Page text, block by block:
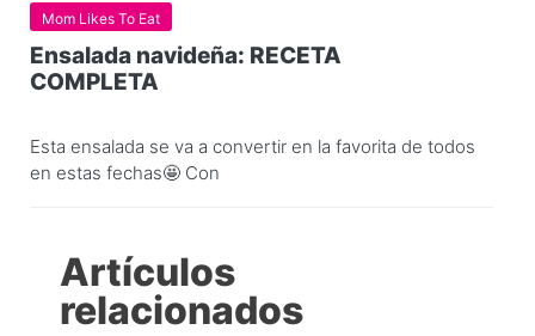
Mom Likes To Eat
Ensalada navideña: RECETA
COMPLETA
Esta ensalada se va a convertir en la favorita de todos
en estas fechas🤩 Con
Artículos
relacionados